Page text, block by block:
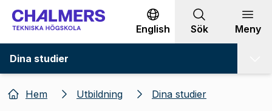
Gå till innehållet
English Sök Meny
Dina studier
Hem Utbildning
Dina studier